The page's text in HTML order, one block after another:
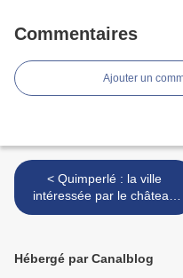
Commentaires
Ajouter un
< Quimperlé : la ville
intéressée par le château
de Keransquer
Hébergé par Canalblog